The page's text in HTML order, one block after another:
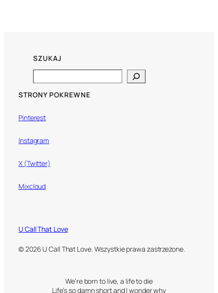
SZUKAJ
STRONY POKREWNE
Pinterest
Instagram
X (Twitter)
Mixcloud
U Call That Love
© 2026 U Call That Love. Wszystkie prawa zastrzeżone.
We’re born to live, a life to die
Life’s so damn short and I wonder why